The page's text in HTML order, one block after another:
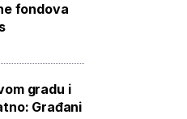
fondova
gradu i
Građani